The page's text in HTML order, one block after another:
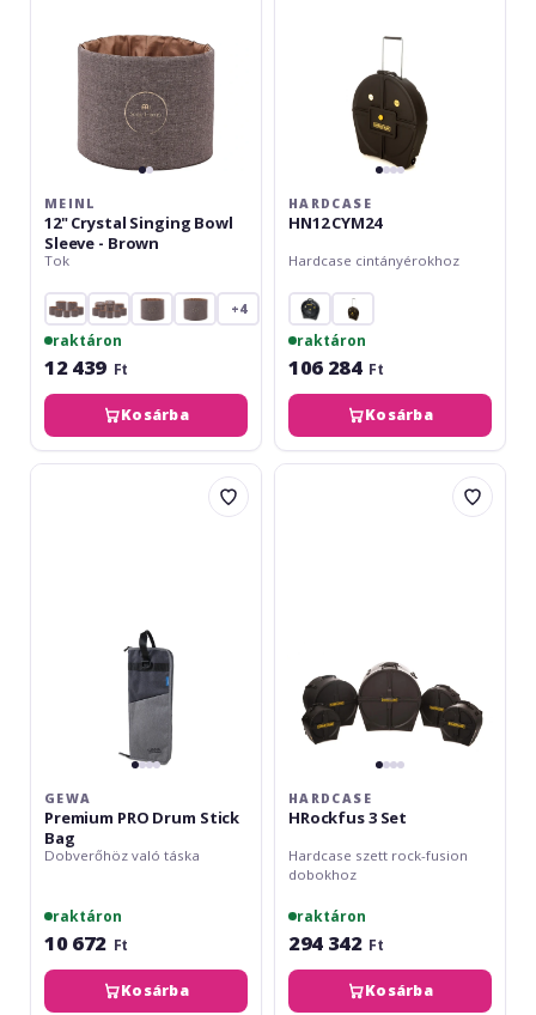
Brown
MEINL
12" Crystal Singing Bowl
Sleeve - Brown
Tok
+4
raktáron
12 439 Ft
Kosárba
HARDCASE
HN12 CYM24
Hardcase cintányérokhoz
raktáron
106 284 Ft
Kosárba
Gewa
GEWA
Premium PRO Drum Stick
Bag
Dobverőhöz való táska
raktáron
10 672 Ft
Kosárba
Hardcase
HARDCASE
HRockfus 3 Set
Hardcase szett rock-fusion
dobokhoz
raktáron
294 342 Ft
Kosárba